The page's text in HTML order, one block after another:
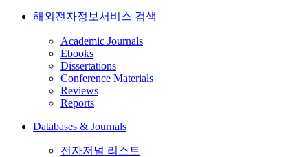
해외전자정보서비스 검색
Academic Journals
Ebooks
Dissertations
Conference Materials
Reviews
Reports
Databases & Journals
전자저널 리스트